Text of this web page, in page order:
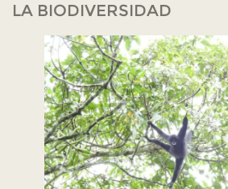
LA BIODIVERSIDAD